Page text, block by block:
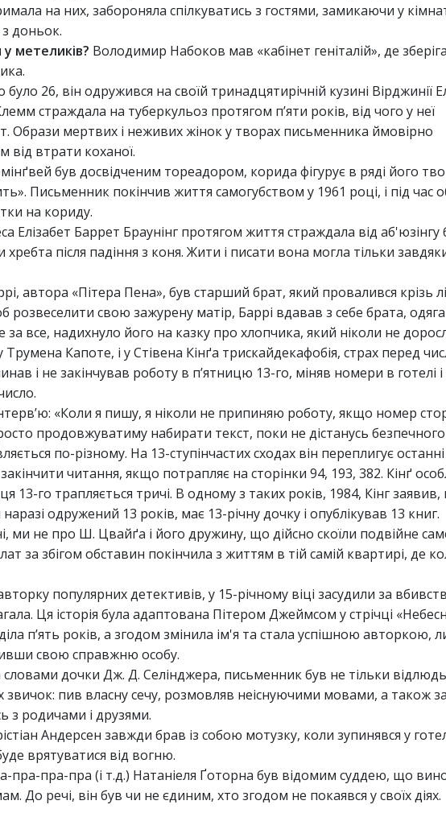
на них, забороняла спілкуватись з гостями, замикаючи у
доньок.
метеликів? Володимир Набоков мав «кабінет геніталій», де
було 26, він одружився на своїй тринадцятирічній кузині Вірджинії
страждала на туберкульоз протягом п’яти років, від чого у неї
Образи мертвих і неживих жінок у творах письменника ймовірно
від втрати коханої.
був досвідченим тореадором, корида фігурує в ряді його
Письменник покінчив життя самогубством у 1961 році, і під час
на кориду.
Елізабет Баррет Браунінг протягом життя страждала від аб'юзінгу
після падіння з коня. Жити і писати вона могла тільки
автора «Пітера Пена», був старший брат, який провалився крізь
розвеселити свою зажурену матір, Баррі вдавав з себе брата,
все, надихнуло його на казку про хлопчика, який ніколи не
Трумена Капоте, і у Стівена Кінґа трискайдекафобія, страх перед
і не закінчував роботу в п’ятницю 13-го, міняв номери в готелі
«Коли я пишу, я ніколи не припиняю роботу, якщо номер
продовжуватиму набирати текст, поки не дістанусь безпечного
по-різному. На 13-ступінчастих сходах він переплигує останні
читання, якщо потрапляє на сторінки 94, 193, 382. Кінґ
13-го трапляється тричі. В одному з таких років, 1984, Кінг
одружений 13 років, має 13-річну дочку і опублікував 13 книг.
ми не про Ш. Цвайґа і його дружину, що дійсно скоїли подвійне
за збігом обставин покінчила з життям в тій самій квартирі, де
популярних детективів, у 15-річному віці засудили за
Ця історія була адаптована Пітером Джеймсом у стрічці
п’ять років, а згодом змінила ім'я та стала успішною авторкою,
свою справжню особу.
словами дочки Дж. Д. Селінджера, письменник був не тільки
пив власну сечу, розмовляв неіснуючими мовами, а також
з родичами і друзями.
Андерсен завжди брав із собою мотузку, коли зупинявся у
врятуватися від вогню.
пра-пра-пра (і т.д.) Натаніеля Ґоторна був відомим суддею, що
До речі, він був чи не єдиним, хто згодом не покаявся у своїх діях.